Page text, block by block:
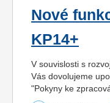
Nové
KP14+
V souvislosti s
Vás dovolujeme
"Pokyny ke